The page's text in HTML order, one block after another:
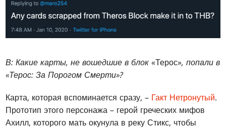
В: Какие карты, не вошедшие в блок«Терос», попали в
«Терос: За Порогом Смерти»?
Карта, которая вспоминается сразу, – Гакт Нетронутый.
Прототип этого персонажа – герой греческих мифов
Ахилл, которого мать окунула в реку Стикс, чтобы